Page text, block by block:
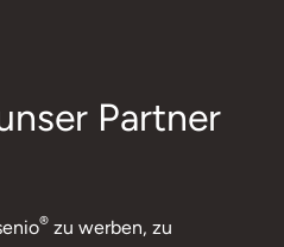
Partner
® zu werben, zu